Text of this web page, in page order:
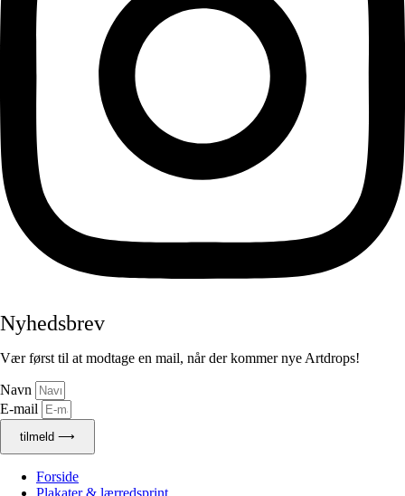
Nyhedsbrev
Vær først til at modtage en mail, når der kommer nye Artdrops!
Navn
E-mail
tilmeld ⟶
Forside
Plakater & lærredsprint